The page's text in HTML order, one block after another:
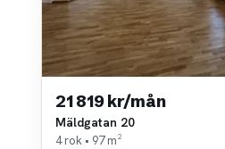
21 819 kr/mån
Mäldgatan 20
4 rok • 97 m²